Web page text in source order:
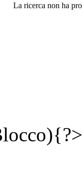
La ricerca non ha